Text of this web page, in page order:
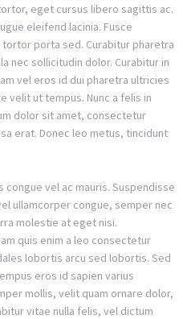
eget cursus libero sagittis ac.
eleifend lacinia. Fusce
porta sed. Curabitur pharetra
nec sollicitudin dolor. Curabitur in
vel eros id dui pharetra ultricies
velit ut tempus. Nunc a felis in
dolor sit amet, consectetur
erat. Donec leo metus, tincidunt
congue vel ac mauris. Suspendisse
ullamcorper congue, semper nec
molestie at eget nisi.
quis enim a leo consectetur
lobortis arcu sed lobortis. Sed
eros id sapien varius
mollis, velit quam ornare dolor,
vitae nulla felis, vel dictum